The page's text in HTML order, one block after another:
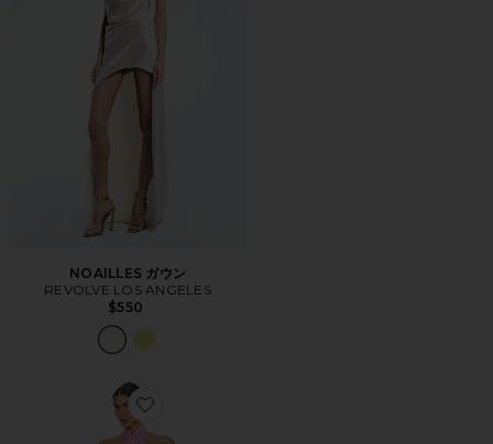
NOAILLES ガウン
REVOLVE LOS ANGELES
$550
Favorite JASMINE ドレス